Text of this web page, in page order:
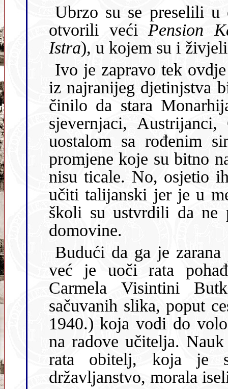
Ubrzo su se preselili u obližnju Opatiju, središte Rivijere, i
otvorili veći Pension
Istra
Ivo je zapravo tek ovdje ugledao svijet i prva su mu
iz najranijeg djetinjstva bila upravo
činilo da stara Monarhija
sjevernjaci,
uostalom sa rođenim
promjene koje su bitno narušile stari svijet kao da ga se uopće
nisu ticale. No, osjetio ih je mali Ivo koji je morao
učiti talijanski jer je u međuvremenu
školi su ustvrdili da ne
domovine.
Budući da ga je zarana počelo zaokupljati crtanje i slikanje,
već je uoči rata pohađao
Carmela Visintini
sačuvanih slika, poput
1940.) koja vodi do vološćanskog mandraća, jako podsjećaju
na radove učitelja. Nauk nije dugo potrajao jer je
rata obitelj, koja je sve
državljanstvo, morala